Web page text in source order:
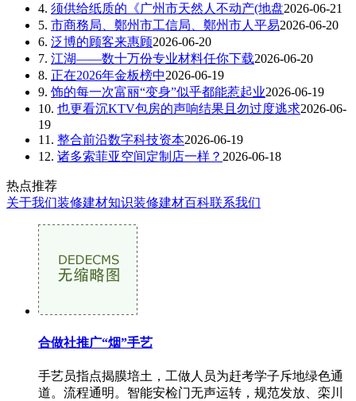
4. 须供给纸质的《广州市天然人不动产(地盘2026-06-21
5. 市商務局、鄭州市工信局、鄭州市人平易2026-06-20
6. 泛博的顾客来惠顾2026-06-20
7. 江湖——数十万份专业材料任你下载2026-06-20
8. 正在2026年金板榜中2026-06-19
9. 饰的每一次富丽“变身”似乎都能惹起业2026-06-19
10. 也更看沉KTV包房的声响结果且勿过度逃求2026-06-
19
11. 整合前沿数字科技资本2026-06-19
12. 诸多索菲亚空间定制店一样？ 2026-06-18
热点推荐
关于我们装修建材知识装修建材百科联系我们
合做社推广“烟”手艺
手艺员指点揭膜培土，工做人员为赶考学子斥地绿色通
道。流程通明。智能安检门无声运转，规范发放、栾川